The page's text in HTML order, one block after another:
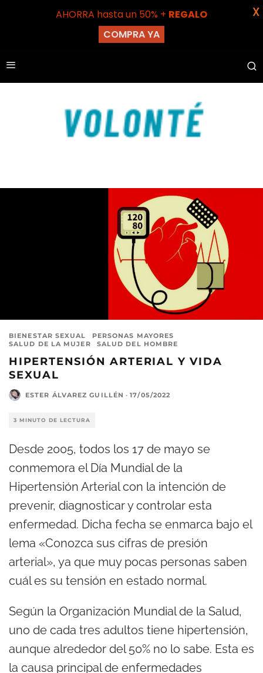
BIENESTAR SEXUAL
PERSONAS MAYORES
SALUD DE LA MUJER
SALUD DEL HOMBRE
HIPERTENSIÓN ARTERIAL Y VIDA
SEXUAL
ESTER ÁLVAREZ GUILLÉN · 17/05/2022
3 MINUTO DE LECTURA
Desde 2005, todos los 17 de mayo se
conmemora el Día Mundial de la
Hipertensión Arterial con la intención de
prevenir, diagnosticar y controlar esta
enfermedad. Dicha fecha se enmarca bajo el
lema «Conozca sus cifras de presión
arterial», ya que muy pocas personas saben
cuál es su tensión en estado normal.
Según la Organización Mundial de la Salud,
uno de cada tres adultos tiene hipertensión,
aunque alrededor del 50% no lo sabe. Esta es
la causa principal de enfermedades
AHORRA hasta un 50% + REGALO
COMPRA YA
X